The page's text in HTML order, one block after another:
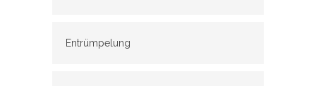
Entrümpelung